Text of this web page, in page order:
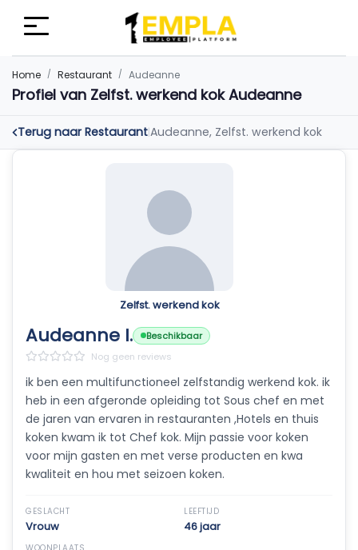
Home Restaurant Audeanne
Profiel van Zelfst. werkend kok Audeanne
Terug naar Restaurant|Audeanne, Zelfst. werkend kok
Zelfst. werkend kok
Audeanne I.
Beschikbaar
Nog geen reviews
ik ben een multifunctioneel zelfstandig werkend kok. ik
heb in een afgeronde opleiding tot Sous chef en met
de jaren van ervaren in restauranten ,Hotels en thuis
koken kwam ik tot Chef kok. Mijn passie voor koken
voor mijn gasten en met verse producten en kwa
kwaliteit en hou met seizoen koken.
GESLACHT
Vrouw
LEEFTIJD
46 jaar